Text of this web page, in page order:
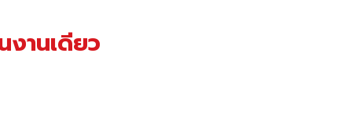
านเดียว